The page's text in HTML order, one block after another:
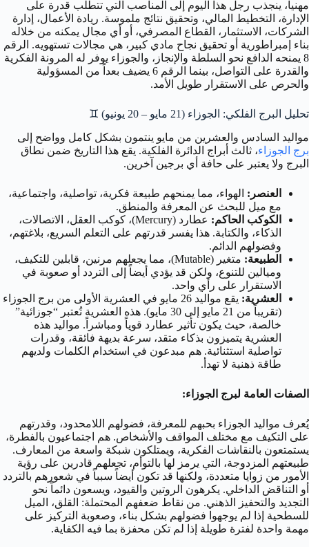
مهنياً، ينجذب رجل هذا اليوم إلى المناصب التي تتطلب قدرة على
الإدارة، التخطيط المالي، وتحقيق نتائج ملموسة. ريادة الأعمال، إدارة
الشركات، الاستثمار، القطاع المصرفي، أو أي مجال يمكنه من خلاله
بناء إمبراطورية أو تحقيق نجاح مادي كبير، هي مجالات تستهويه. الرقم
8 يمنحه الدافع نحو السلطة والإنجاز، والجوزاء يوفر له المرونة الفكرية
والقدرة على التواصل، بينما الرقم 6 يضيف بعداً من المسؤولية
والحرص على الاستقرار طويل الأمد.
تحليل البرج الفلكي: الجوزاء (21 مايو – 20 يونيو) ♊
مواليد السادس والعشرين من مايو ينتمون بشكل كامل وواضح إلى
برج الجوزاء، ثالث أبراج الدائرة الفلكية. يقع هذا التاريخ ضمن نطاق
البرج ولا يعتبر على حافة أي برجين آخرين.
العنصر: الهواء، مما يمنحهم طبيعة فكرية، تواصلية، واجتماعية،
مع ميل للبحث عن المعرفة والمنطق.
الكوكب الحاكم:
عطارد (Mercury)، كوكب العقل، الاتصالات،
الذكاء، والكتابة. هذا يفسر قدرتهم على التعلم السريع، بلاغتهم،
وفضولهم الدائم.
الطبيعة:
متغير (Mutable)، مما يجعلهم مرنين، قابلين للتكيف،
وميالين للتنوع، ولكن قد يؤدي أيضاً إلى التردد أو صعوبة في
الاستقرار على رأي واحد.
العشرية:
يقع مواليد 26 مايو في العشرية الأولى من برج الجوزاء
(تقريباً من 21 مايو إلى 30 مايو). هذه العشرية تُعتبر “جوزائية”
خالصة، حيث يكون تأثير عطارد قوياً ومباشراً. مواليد هذه
العشرية يتميزون بذكاء متقد، سرعة بديهة فائقة، وقدرات
تواصلية استثنائية. هم مبدعون في استخدام الكلمات ولديهم
طاقة ذهنية لا تهدأ.
الصفات العامة لبرج الجوزاء:
يُعرف مواليد الجوزاء بحبهم للمعرفة، فضولهم اللامحدود، وقدرتهم
على التكيف مع مختلف المواقف والأشخاص. هم اجتماعيون بالفطرة،
يستمتعون بالنقاشات الفكرية، ويمتلكون شبكة واسعة من المعارف.
طبيعتهم المزدوجة، التي يرمز لها بالتوأم، تجعلهم قادرين على رؤية
الأمور من زوايا متعددة، ولكنها قد تكون أيضاً سبباً في شعورهم بالتردد
أو التناقض الداخلي. يكرهون الروتين والقيود، ويسعون دائماً نحو
التجديد والتحفيز الذهني. من نقاط ضعفهم المحتملة: القلق، الميل
للسطحية إذا لم يوجهوا فضولهم بشكل بناء، وصعوبة التركيز على
مهمة واحدة لفترة طويلة إذا لم تكن محفزة بما فيه الكفاية.